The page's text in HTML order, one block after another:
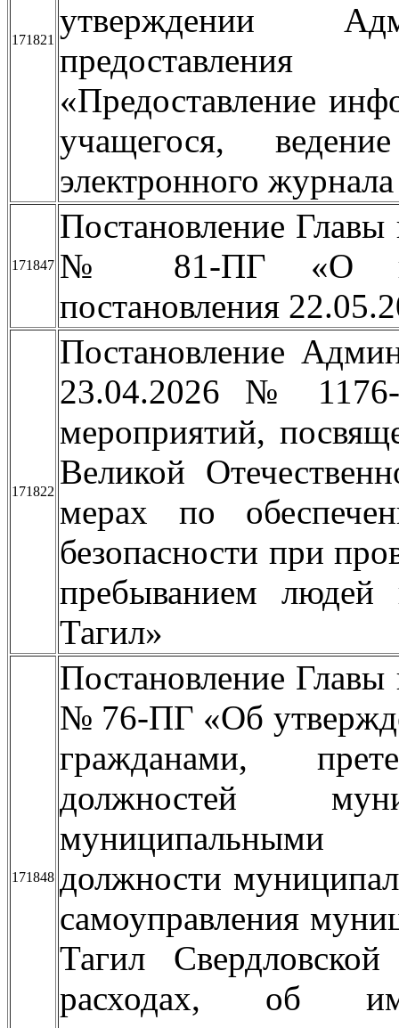
171821
утверждении
«Предоставление
учащегося,
электронного
171847
Постановление
№ 81-ПГ «О
постановления
171822
Постановление
23.04.2026 №
мероприятий,
Великой
мерах по
безопасности при
пребыванием
Тагил»
171848
Постановление
№ 76-ПГ «Об
гражданами,
должностей
должности
самоуправления
Тагил
расходах, об